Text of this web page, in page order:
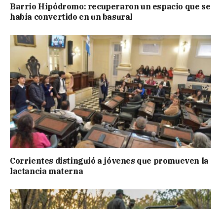
Barrio Hipódromo: recuperaron un espacio que se
había convertido en un basural
Corrientes distinguió a jóvenes que promueven la
lactancia materna